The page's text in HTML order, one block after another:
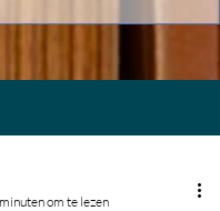
om te lezen